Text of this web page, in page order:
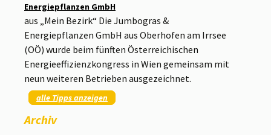
Energiepflanzen GmbH
aus „Mein Bezirk“ Die Jumbogras &
Energiepflanzen GmbH aus Oberhofen am Irrsee
(OÖ) wurde beim fünften Österreichischen
Energieeffizienzkongress in Wien gemeinsam mit
neun weiteren Betrieben ausgezeichnet.
alle Tipps anzeigen
Archiv